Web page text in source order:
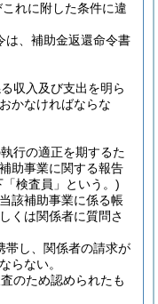
れに附した条件に違
は、補助金返還命令書
収入及び支出を明ら
かなければならな
行の適正を期するた
助事業に関する報告
「検査員」という。)
該補助事業に係る帳
くは関係者に質問さ
帯し、関係者の請求が
らない。
のため認められたも